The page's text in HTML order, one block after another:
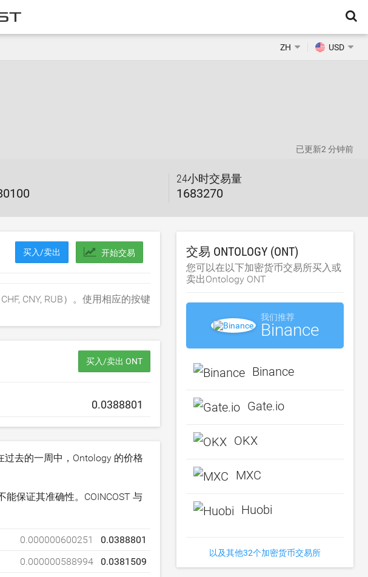
ZH USD
24小时交易量
1683270
已更新2 分钟前
买入/卖出 开始交易
CNY, RUB）。使用相应的按键
买入/卖出 ONT
过去的一周中，Ontology 的价格
保证其准确性。COINCOST 与
0.000000600251
0.0388801
0.000000588994
0.0381509
交易 ONTOLOGY (ONT)
您可以在以下加密货币交易所买入或
卖出Ontology ONT
我们推荐
Binance
Binance
Gate.io
OKX
MXC
Huobi
以及其他32个加密货币交易所